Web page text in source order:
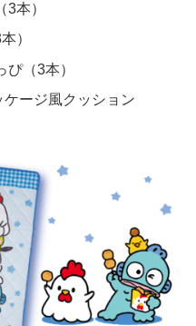
本）
）
（3本）
ージ風クッション